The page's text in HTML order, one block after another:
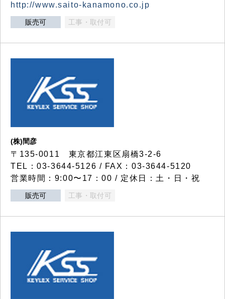
http://www.saito-kanamono.co.jp
販売可 工事・取付可
(株)間彦
〒135-0011 東京都江東区扇橋3-2-6
TEL：03-3644-5126 / FAX：03-3644-5120
営業時間：9:00〜17：00 / 定休日：土・日・祝
販売可 工事・取付可